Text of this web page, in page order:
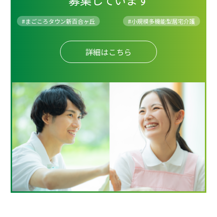
#まごころタウン新百合ヶ丘 #小規模多機能型居宅介護
詳細はこちら